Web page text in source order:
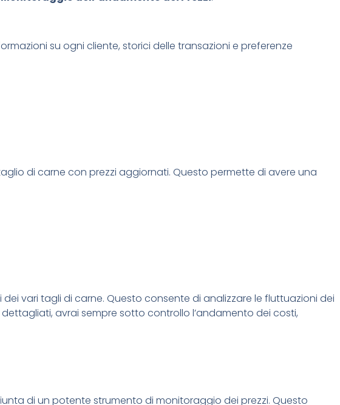
su ogni cliente, storici delle transazioni e preferenze
di carne con prezzi aggiornati. Questo permette di avere una
vari tagli di carne. Questo consente di analizzare le fluttuazioni dei
avrai sempre sotto controllo l’andamento dei costi,
di un potente strumento di monitoraggio dei prezzi. Questo